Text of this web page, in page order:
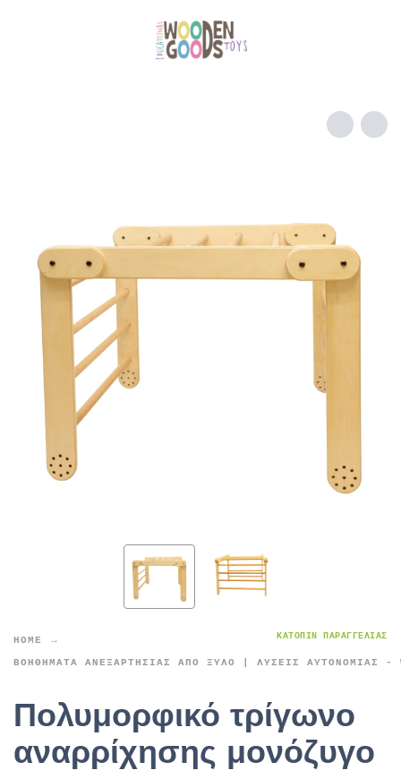
HOME
ΒΟΗΘΉΜΑΤΑ ΑΝΕΞΑΡΤΗΣΊΑΣ ΑΠΌ ΞΎΛΟ | ΛΎΣΕΙΣ ΑΥΤΟΝΟΜΊΑΣ -
ΚΑΤΌΠΙΝ ΠΑΡΑΓΓΕΛΊΑΣ
Πολυμορφικό τρίγωνο
αναρρίχησης μονόζυγο